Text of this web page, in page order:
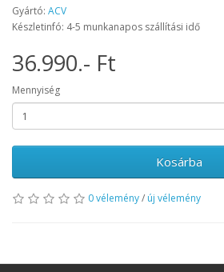
Gyártó: ACV
Készletinfó: 4-5 munkanapos szállítási idő
36.990.- Ft
Mennyiség
Kosárba
0 vélemény/ új vélemény